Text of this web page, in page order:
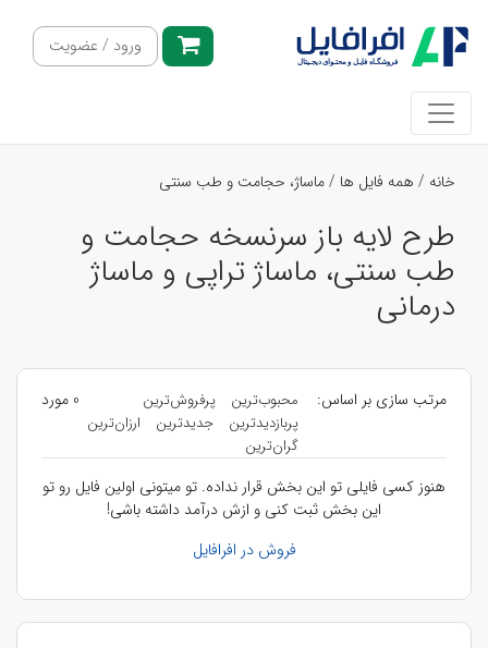
ورود / عضویت
خانه / همه فایل ها /ماساژ، حجامت و طب سنتی
طرح لایه باز سرنسخه حجامت و
طب سنتی، ماساژ تراپی و ماساژ
درمانی
مرتب سازی بر اساس: محبوب‌ترین
پرفروش‌ترین
پربازدیدترین
جدیدترین
ارزان‌ترین
گران‌ترین
0 مورد
هنوز کسی فایلی تو این بخش قرار نداده. تو میتونی اولین فایل رو تو
این بخش ثبت کنی و ازش درآمد داشته باشی!
فروش در افرافایل